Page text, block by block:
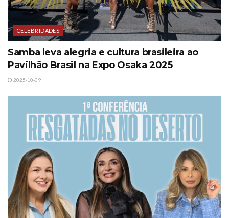
CELEBRIDADES
Samba leva alegria e cultura brasileira ao
Pavilhão Brasil na Expo Osaka 2025
2025-10-09